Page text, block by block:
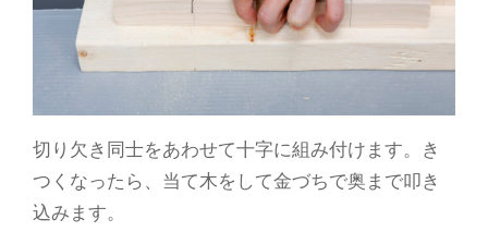
切り欠き同士をあわせて十字に組み付けます。き
つくなったら、当て木をして金づちで奥まで叩き
込みます。